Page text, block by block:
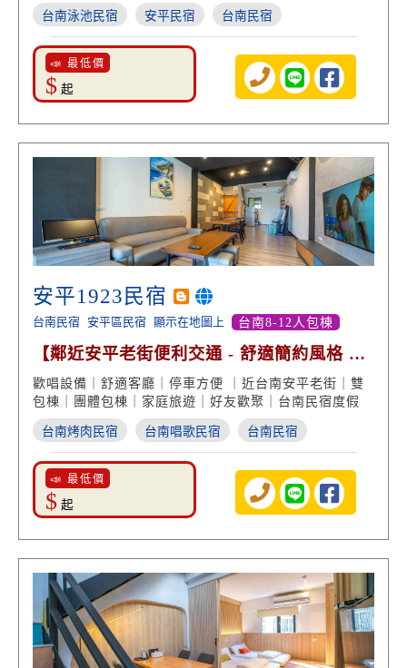
台南泳池民宿 安平民宿 台南民宿
📣 最低價
$ 起
安平1923民宿
台南民宿 安平區民宿 顯示在地圖上 台南8-12人包棟
【鄰近安平老街便利交通 - 舒適簡約風格 網
路好評回饋】
歡唱設備｜舒適客廳｜停車方便 ｜近台南安平老街｜雙
包棟｜團體包棟｜家庭旅遊｜好友歡聚｜台南民宿度假
台南烤肉民宿 台南唱歌民宿 台南民宿
📣 最低價
$ 起